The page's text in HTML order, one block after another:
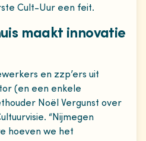
Cult-Uur een feit.
maakt innovatie
en zzp’ers uit
(en een enkele
Noël Vergunst over
“Nijmegen
hoeven we het